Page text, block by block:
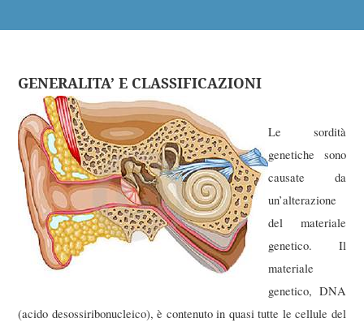
GENERALITA’ E CLASSIFICAZIONI
Le sordità
genetiche sono
causate da
un’alterazione
del materiale
genetico. Il
materiale
genetico, DNA
(acido desossiribonucleico), è contenuto in quasi tutte le cellule del